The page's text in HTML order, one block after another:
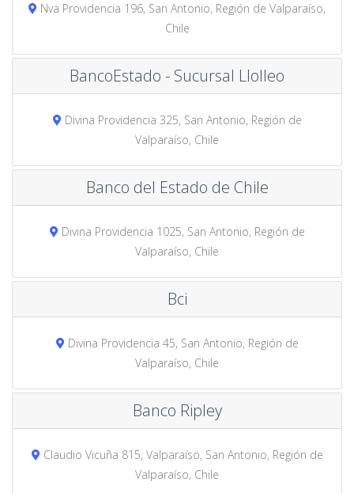
Nva Providencia 196, San Antonio, Región de Valparaíso,
Chile
BancoEstado - Sucursal Llolleo
Divina Providencia 325, San Antonio, Región de
Valparaíso, Chile
Banco del Estado de Chile
Divina Providencia 1025, San Antonio, Región de
Valparaíso, Chile
Bci
Divina Providencia 45, San Antonio, Región de
Valparaíso, Chile
Banco Ripley
Claudio Vicuña 815, Valparaíso, San Antonio, Región de
Valparaíso, Chile